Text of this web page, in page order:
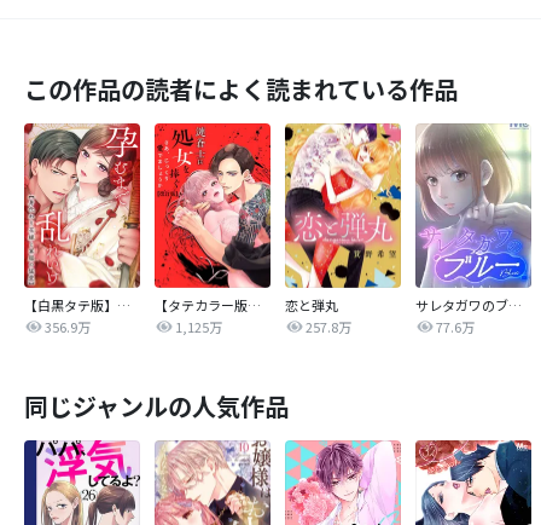
この作品の読者によく読まれている作品
【白黒タテ版】孕むまで乱れいけ～身代わり花嫁と軍服の猛愛
356.9万
【タテカラー版】漣蒼士に処女を捧ぐ～さあ、じっくり愛でましょうか
1,125万
恋と弾丸
257.8万
サレタガワのブルー【タテヨミ】
77.6万
同じジャンルの人気作品